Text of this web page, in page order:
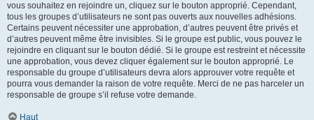
vous souhaitez en rejoindre un, cliquez sur le bouton approprié. Cependant,
tous les groupes d’utilisateurs ne sont pas ouverts aux nouvelles adhésions.
Certains peuvent nécessiter une approbation, d’autres peuvent être privés et
d’autres peuvent même être invisibles. Si le groupe est public, vous pouvez le
rejoindre en cliquant sur le bouton dédié. Si le groupe est restreint et nécessite
une approbation, vous devez cliquer également sur le bouton approprié. Le
responsable du groupe d’utilisateurs devra alors approuver votre requête et
pourra vous demander la raison de votre requête. Merci de ne pas harceler un
responsable de groupe s’il refuse votre demande.
Haut